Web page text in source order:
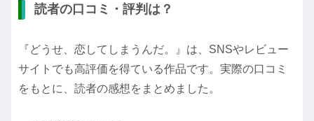
読者の口コミ・評判は？
『どうせ、恋してしまうんだ。』は、SNSやレビュー
サイトでも高評価を得ている作品です。実際の口コミ
をもとに、読者の感想をまとめました。